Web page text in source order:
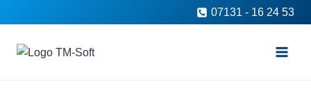
Inhalt
springen
07131 - 16 24 53